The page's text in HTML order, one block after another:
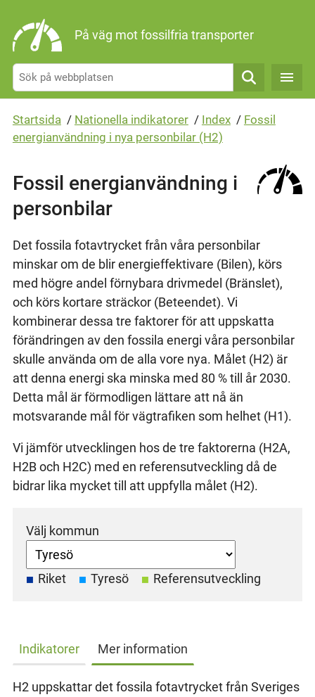
På väg mot fossilfria transporter
Sök
Startsida / Nationella indikatorer / Index / Fossil
energianvändning i nya personbilar (H2)
Fossil energianvändning i
personbilar
Det fossila fotavtrycket från våra personbilar
minskar om de blir energieffektivare (Bilen), körs
med högre andel förnybara drivmedel (Bränslet),
och körs kortare sträckor (Beteendet). Vi
kombinerar dessa tre faktorer för att uppskatta
förändringen av den fossila energi våra personbilar
skulle använda om de alla vore nya. Målet (H2) är
att denna energi ska minska med 80 % till år 2030.
Detta mål är förmodligen lättare att nå än
motsvarande mål för vägtrafiken som helhet (H1).
Vi jämför utvecklingen hos de tre faktorerna (H2A,
H2B och H2C) med en referensutveckling då de
bidrar lika mycket till att uppfylla målet (H2).
Välj kommun
Riket Tyresö Referensutveckling
Indikatorer Mer information
H2 uppskattar det fossila fotavtrycket från Sveriges